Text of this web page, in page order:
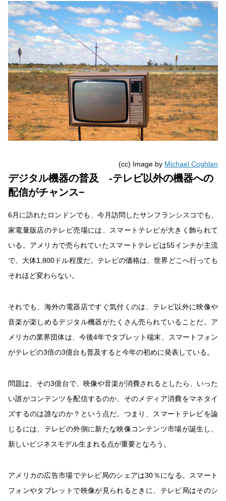
(cc) Image by Michael Coghlan
デジタル機器の普及 -テレビ以外の機器への
配信がチャンス−
6月に訪れたロンドンでも、今月訪問したサンフランシスコでも、
家電量販店のテレビ売場には、スマートテレビが大きく飾られて
いる。アメリカで売られていたスマートテレビは55インチが主流
で、大体1,800ドル程度だ。テレビの価格は、世界どこへ行っても
それほど変わらない。
それでも、海外の電器店ですぐ気付くのは、テレビ以外に映像や
音楽が楽しめるデジタル機器がたくさん売られていることだ。ア
メリカの業界団体は、今後4年でタブレット端末、スマートフォン
がテレビの3倍の3億台も普及すると今年の初めに発表している。
問題は、その3億台で、映像や音楽が消費されるとしたら、いった
い誰がコンテンツを配信するのか、そのメディア消費をマネタイ
ズするのは誰なのか？という点だ。つまり、スマートテレビを論
じるには、テレビの外側に新たな映像コンテンツ市場が誕生し、
新しいビジネスモデル生まれる点が重要となろう。
アメリカの広告市場でテレビ局のシェアは30％になる。スマート
フォンやタブレットで映像が見られるときに、テレビ局はそのシ